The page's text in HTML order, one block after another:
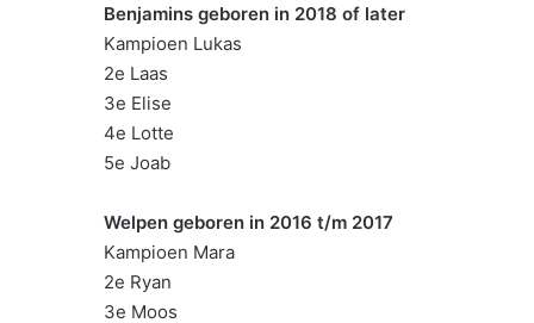
Benjamins geboren in 2018 of later
Kampioen Lukas
2e Laas
3e Elise
4e Lotte
5e Joab
Welpen geboren in 2016 t/m 2017
Kampioen Mara
2e Ryan
3e Moos